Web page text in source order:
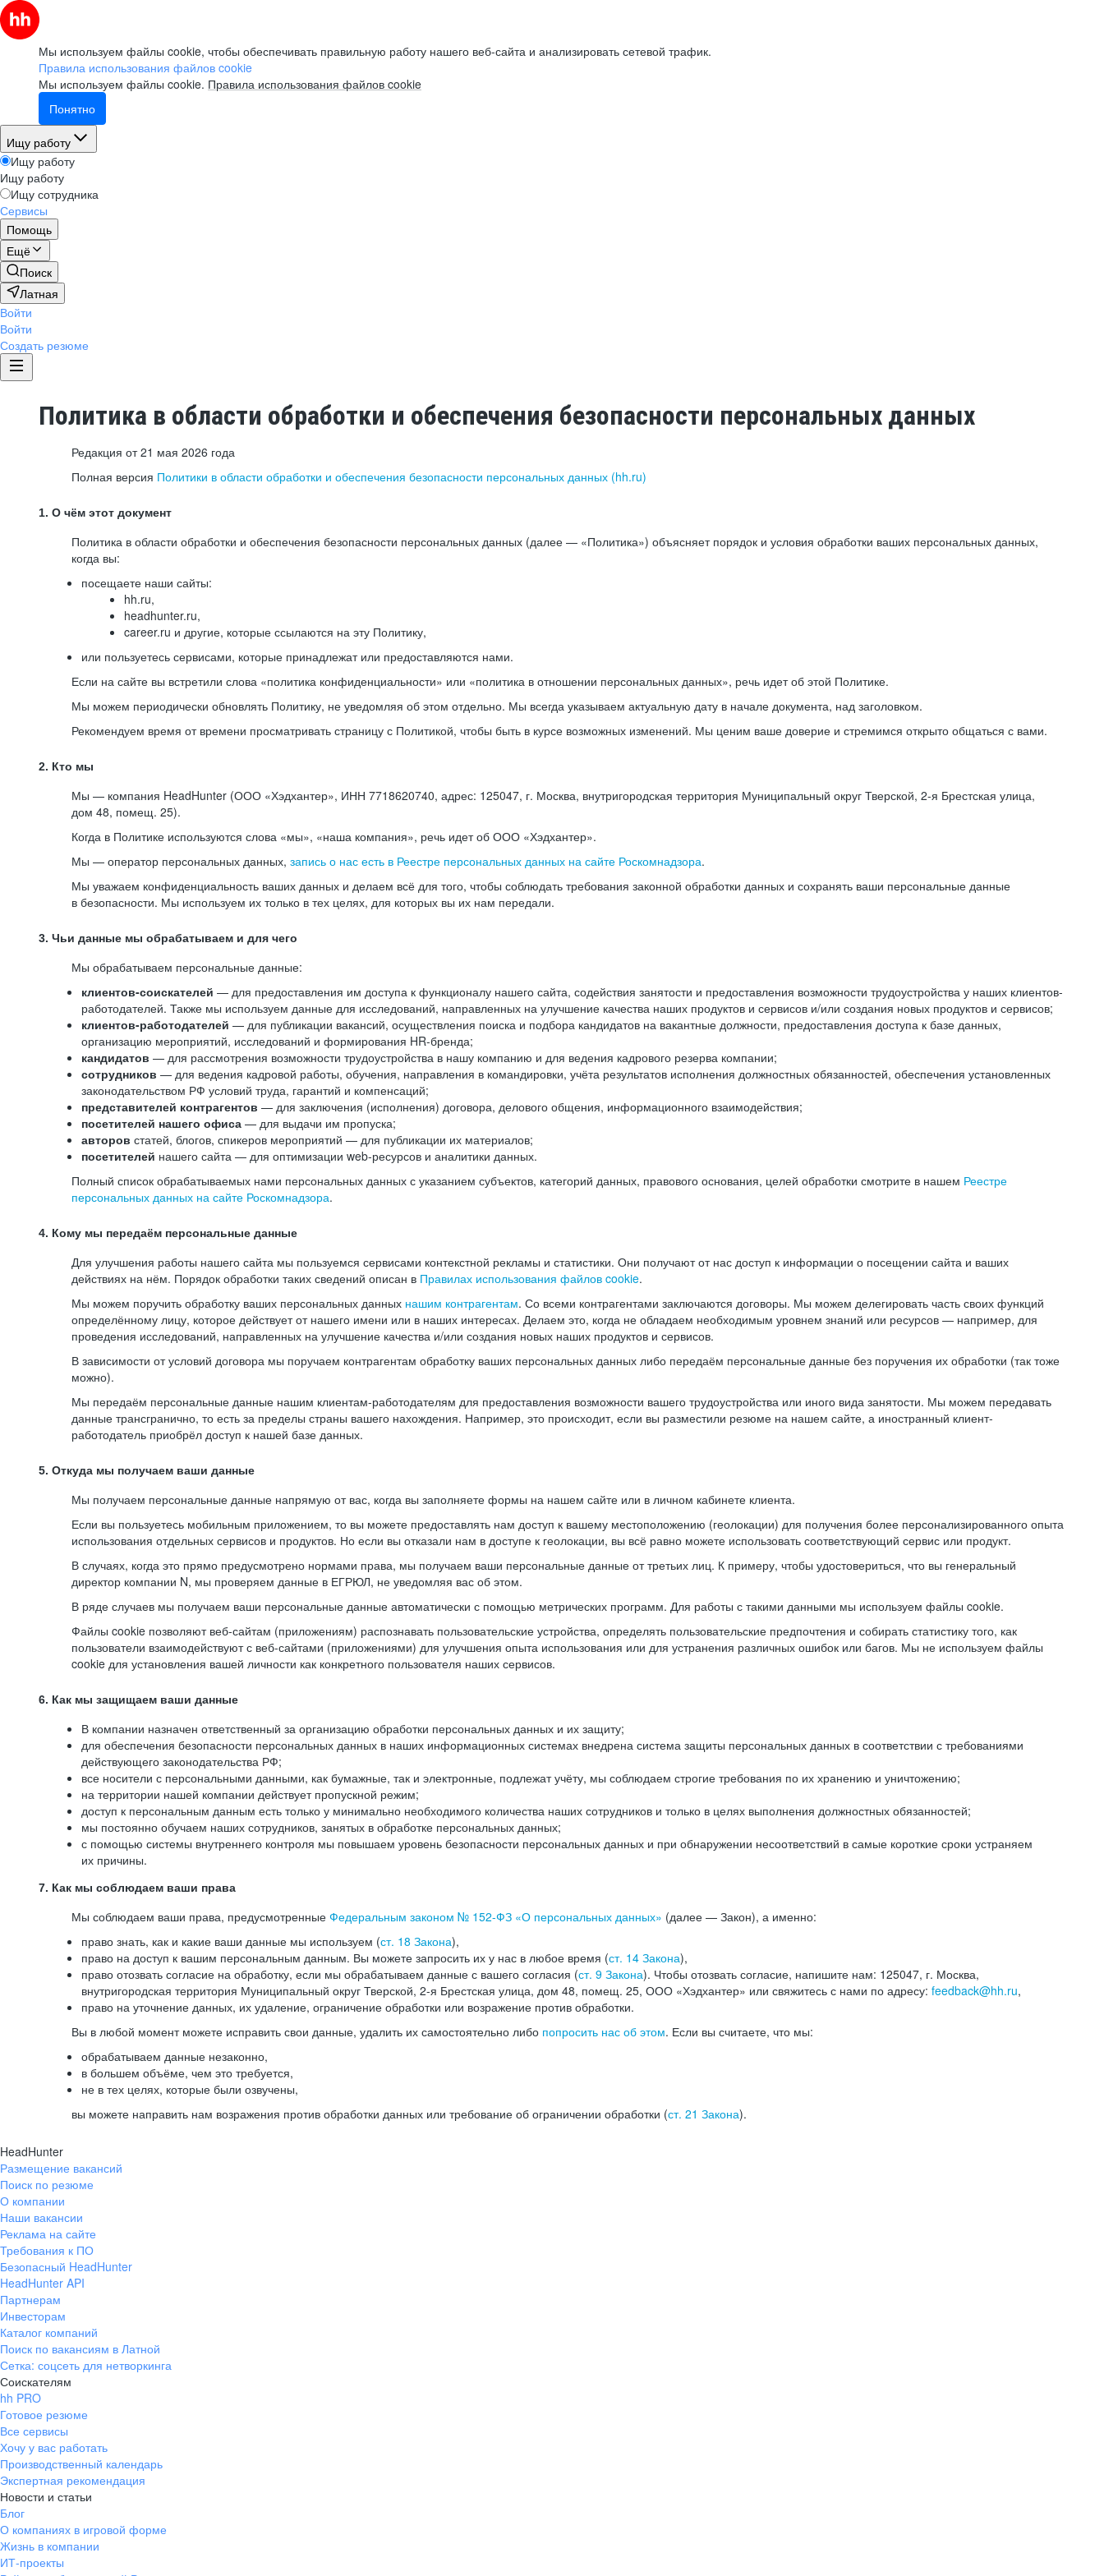
Мы используем файлы cookie, чтобы обеспечивать правильную работу нашего веб-сайта и анализировать сетевой трафик.
Правила использования файлов cookie
Мы используем файлы cookie. Правила использования файлов cookie
Понятно
Ищу работу
Ищу работу
Ищу работу
Ищу сотрудника
Сервисы
Помощь
Ещё
Поиск
Латная
Войти
Войти
Создать резюме
Политика в области обработки и обеспечения безопасности персональных данных
Редакция от 21 мая 2026 года
Полная версия Политики в области обработки и обеспечения безопасности персональных данных (hh.ru)
1. О чём этот документ
Политика в области обработки и обеспечения безопасности персональных данных (далее — «Политика») объясняет порядок и условия обработки ваших персональных данных,
когда вы:
посещаете наши сайты:
hh.ru,
headhunter.ru,
career.ru и другие, которые ссылаются на эту Политику,
или пользуетесь сервисами, которые принадлежат или предоставляются нами.
Если на сайте вы встретили слова «политика конфиденциальности» или «политика в отношении персональных данных», речь идет об этой Политике.
Мы можем периодически обновлять Политику, не уведомляя об этом отдельно. Мы всегда указываем актуальную дату в начале документа, над заголовком.
Рекомендуем время от времени просматривать страницу с Политикой, чтобы быть в курсе возможных изменений. Мы ценим ваше доверие и стремимся открыто общаться с вами.
2. Кто мы
Мы — компания HeadHunter (ООО «Хэдхантер», ИНН 7718620740, адрес: 125047, г. Москва, внутригородская территория Муниципальный округ Тверской, 2-я Брестская улица,
дом 48, помещ. 25).
Когда в Политике используются слова «мы», «наша компания», речь идет об ООО «Хэдхантер».
Мы — оператор персональных данных, запись о нас есть в Реестре персональных данных на сайте Роскомнадзора.
Мы уважаем конфиденциальность ваших данных и делаем всё для того, чтобы соблюдать требования законной обработки данных и сохранять ваши персональные данные
в безопасности. Мы используем их только в тех целях, для которых вы их нам передали.
3. Чьи данные мы обрабатываем и для чего
Мы обрабатываем персональные данные:
клиентов-соискателей — для предоставления им доступа к функционалу нашего сайта, содействия занятости и предоставления возможности трудоустройства у наших клиентов-
работодателей. Также мы используем данные для исследований, направленных на улучшение качества наших продуктов и сервисов и/или создания новых продуктов и сервисов;
клиентов-работодателей — для публикации вакансий, осуществления поиска и подбора кандидатов на вакантные должности, предоставления доступа к базе данных,
организацию мероприятий, исследований и формирования HR-бренда;
кандидатов — для рассмотрения возможности трудоустройства в нашу компанию и для ведения кадрового резерва компании;
сотрудников — для ведения кадровой работы, обучения, направления в командировки, учёта результатов исполнения должностных обязанностей, обеспечения установленных
законодательством РФ условий труда, гарантий и компенсаций;
представителей контрагентов — для заключения (исполнения) договора, делового общения, информационного взаимодействия;
посетителей нашего офиса — для выдачи им пропуска;
авторов статей, блогов, спикеров мероприятий — для публикации их материалов;
посетителей нашего сайта — для оптимизации web-ресурсов и аналитики данных.
Полный список обрабатываемых нами персональных данных с указанием субъектов, категорий данных, правового основания, целей обработки смотрите в нашем Реестре
персональных данных на сайте Роскомнадзора.
4. Кому мы передаём персональные данные
Для улучшения работы нашего сайта мы пользуемся сервисами контекстной рекламы и статистики. Они получают от нас доступ к информации о посещении сайта и ваших
действиях на нём. Порядок обработки таких сведений описан в Правилах использования файлов cookie.
Мы можем поручить обработку ваших персональных данных нашим контрагентам. Со всеми контрагентами заключаются договоры. Мы можем делегировать часть своих функций
определённому лицу, которое действует от нашего имени или в наших интересах. Делаем это, когда не обладаем необходимым уровнем знаний или ресурсов — например, для
проведения исследований, направленных на улучшение качества и/или создания новых наших продуктов и сервисов.
В зависимости от условий договора мы поручаем контрагентам обработку ваших персональных данных либо передаём персональные данные без поручения их обработки (так тоже
можно).
Мы передаём персональные данные нашим клиентам-работодателям для предоставления возможности вашего трудоустройства или иного вида занятости. Мы можем передавать
данные трансгранично, то есть за пределы страны вашего нахождения. Например, это происходит, если вы разместили резюме на нашем сайте, а иностранный клиент-
работодатель приобрёл доступ к нашей базе данных.
5. Откуда мы получаем ваши данные
Мы получаем персональные данные напрямую от вас, когда вы заполняете формы на нашем сайте или в личном кабинете клиента.
Если вы пользуетесь мобильным приложением, то вы можете предоставлять нам доступ к вашему местоположению (геолокации) для получения более персонализированного опыта
использования отдельных сервисов и продуктов. Но если вы отказали нам в доступе к геолокации, вы всё равно можете использовать соответствующий сервис или продукт.
В случаях, когда это прямо предусмотрено нормами права, мы получаем ваши персональные данные от третьих лиц. К примеру, чтобы удостовериться, что вы генеральный
директор компании N, мы проверяем данные в ЕГРЮЛ, не уведомляя вас об этом.
В ряде случаев мы получаем ваши персональные данные автоматически с помощью метрических программ. Для работы с такими данными мы используем файлы cookie.
Файлы cookie позволяют веб-сайтам (приложениям) распознавать пользовательские устройства, определять пользовательские предпочтения и собирать статистику того, как
пользователи взаимодействуют с веб-сайтами (приложениями) для улучшения опыта использования или для устранения различных ошибок или багов. Мы не используем файлы
cookie для установления вашей личности как конкретного пользователя наших сервисов.
6. Как мы защищаем ваши данные
В компании назначен ответственный за организацию обработки персональных данных и их защиту;
для обеспечения безопасности персональных данных в наших информационных системах внедрена система защиты персональных данных в соответствии с требованиями
действующего законодательства РФ;
все носители с персональными данными, как бумажные, так и электронные, подлежат учёту, мы соблюдаем строгие требования по их хранению и уничтожению;
на территории нашей компании действует пропускной режим;
доступ к персональным данным есть только у минимально необходимого количества наших сотрудников и только в целях выполнения должностных обязанностей;
мы постоянно обучаем наших сотрудников, занятых в обработке персональных данных;
с помощью системы внутреннего контроля мы повышаем уровень безопасности персональных данных и при обнаружении несоответствий в самые короткие сроки устраняем
их причины.
7. Как мы соблюдаем ваши права
Мы соблюдаем ваши права, предусмотренные Федеральным законом № 152-ФЗ «О персональных данных» (далее — Закон), а именно:
право знать, как и какие ваши данные мы используем (ст. 18 Закона),
право на доступ к вашим персональным данным. Вы можете запросить их у нас в любое время (ст. 14 Закона),
право отозвать согласие на обработку, если мы обрабатываем данные с вашего согласия (ст. 9 Закона). Чтобы отозвать согласие, напишите нам: 125047, г. Москва,
внутригородская территория Муниципальный округ Тверской, 2-я Брестская улица, дом 48, помещ. 25, ООО «Хэдхантер» или свяжитесь с нами по адресу: feedback@hh.ru,
право на уточнение данных, их удаление, ограничение обработки или возражение против обработки.
Вы в любой момент можете исправить свои данные, удалить их самостоятельно либо попросить нас об этом. Если вы считаете, что мы:
обрабатываем данные незаконно,
в большем объёме, чем это требуется,
не в тех целях, которые были озвучены,
вы можете направить нам возражения против обработки данных или требование об ограничении обработки (ст. 21 Закона).
HeadHunter
Размещение вакансий
Поиск по резюме
О компании
Наши вакансии
Реклама на сайте
Требования к ПО
Безопасный HeadHunter
HeadHunter API
Партнерам
Инвесторам
Каталог компаний
Поиск по вакансиям в Латной
Сетка: соцсеть для нетворкинга
Соискателям
hh PRO
Готовое резюме
Все сервисы
Хочу у вас работать
Производственный календарь
Экспертная рекомендация
Новости и статьи
Блог
О компаниях в игровой форме
Жизнь в компании
ИТ-проекты